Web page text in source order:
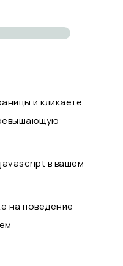
и кликаете
в вашем
на поведение